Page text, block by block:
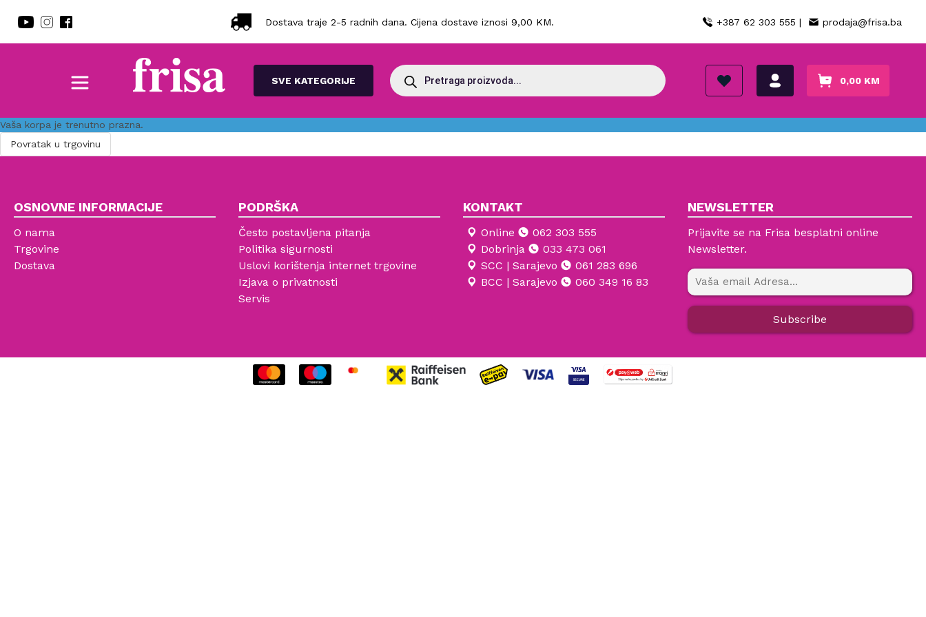
Dostava traje 2-5 radnih dana. Cijena dostave iznosi 9,00 KM. +387 62 303 555 | prodaja@frisa.ba
SVE KATEGORIJE
Products
search
0,00 KM
Vaša korpa je trenutno prazna.
Povratak u trgovinu
OSNOVNE INFORMACIJE
O nama
Trgovine
Dostava
PODRŠKA
Često postavljena pitanja
Politika sigurnosti
Uslovi korištenja internet trgovine
Izjava o privatnosti
Servis
KONTAKT
Online
062 303 555
Dobrinja
033 473 061
SCC | Sarajevo
061 283 696
BCC | Sarajevo
060 349 16 83
NEWSLETTER
Prijavite se na Frisa besplatni online
Newsletter.